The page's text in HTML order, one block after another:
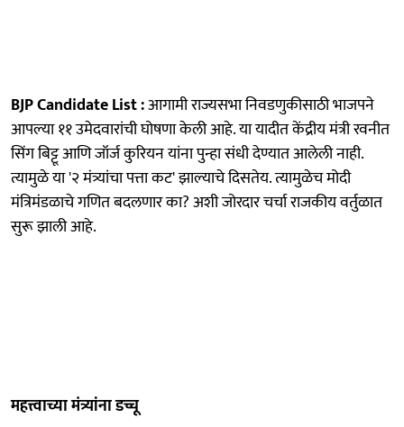
BJP Candidate List :आगामी राज्यसभा निवडणुकीसाठी भाजपने
आपल्या ११ उमेदवारांची घोषणा केली आहे. या यादीत केंद्रीय मंत्री रवनीत
सिंग बिट्टू आणि जॉर्ज कुरियन यांना पुन्हा संधी देण्यात आलेली नाही.
त्यामुळे या '२ मंत्र्यांचा पत्ता कट' झाल्याचे दिसतेय. त्यामुळेच मोदी
मंत्रिमंडळाचे गणित बदलणार का? अशी जोरदार चर्चा राजकीय वर्तुळात
सुरू झाली आहे.
महत्त्वाच्या मंत्र्यांना डच्चू